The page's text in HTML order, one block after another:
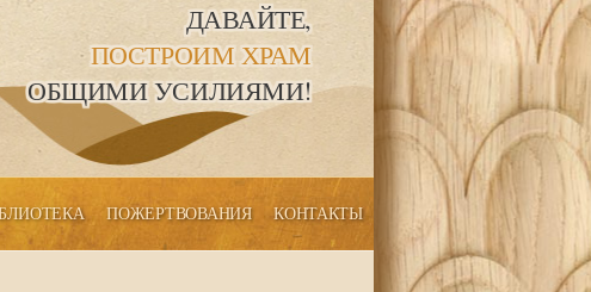
ДАВАЙТЕ,
ПОСТРОИМ ХРАМ
ОБЩИМИ УСИЛИЯМИ!
ПОЖЕРТВОВАНИЯ КОНТАКТЫ